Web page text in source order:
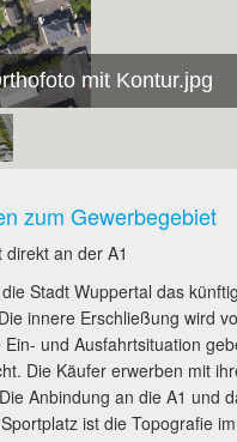
mit Kontur.jpg
zum Gewerbegebiet
an der A1
Stadt Wuppertal das
innere Erschließung wird
und Ausfahrtsituation
Die Käufer erwerben mit
Anbindung an die A1 und
ist die Topografie